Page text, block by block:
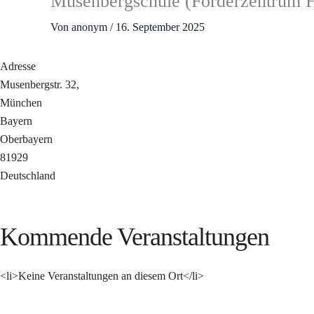
Von anonym / 16. September 2025
Adresse
Musenbergstr. 32,
München
Bayern
Oberbayern
81929
Deutschland
Kommende Veranstaltungen
<li>Keine Veranstaltungen an diesem Ort</li>